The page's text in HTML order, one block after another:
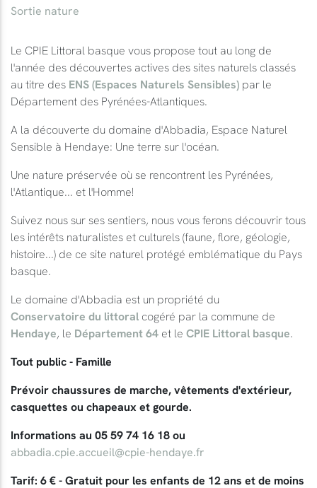
Sortie nature
Le CPIE Littoral basque vous propose tout au long de
l'année des découvertes actives des sites naturels classés
au titre des ENS (Espaces Naturels Sensibles) par le
Département des Pyrénées-Atlantiques.
A la découverte du domaine d'Abbadia, Espace Naturel
Sensible à Hendaye: Une terre sur l'océan.
Une nature préservée où se rencontrent les Pyrénées,
l'Atlantique... et l'Homme!
Suivez nous sur ses sentiers, nous vous ferons découvrir tous
les intérêts naturalistes et culturels (faune, flore, géologie,
histoire...) de ce site naturel protégé emblématique du Pays
basque.
Le domaine d'Abbadia est un propriété du
Conservatoire du littoral cogéré par la commune de
Hendaye, le Département 64 et le CPIE Littoral basque.
Tout public - Famille
Prévoir chaussures de marche, vêtements d'extérieur,
casquettes ou chapeaux et gourde.
Informations au 05 59 74 16 18 ou
abbadia.cpie.accueil@cpie-hendaye.fr
Tarif: 6 € - Gratuit pour les enfants de 12 ans et de moins